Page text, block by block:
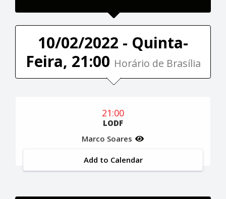
10/02/2022 - Quinta-
Feira, 21:00 Horário de Brasília
21:00
LODF
Marco Soares
Add to Calendar